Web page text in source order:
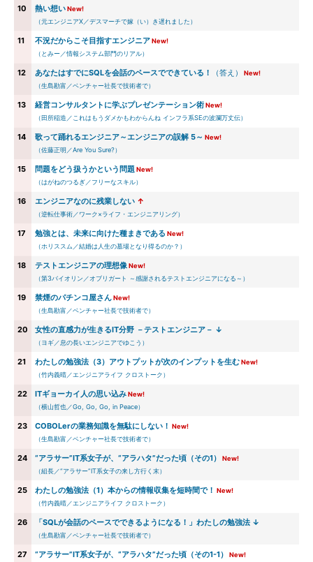
10 熱い想いNew!
（元エンジニアX／デスマーチで嫁（い）き遅れました）
11 不況だからこそ目指すエンジニアNew!
（とみー／情報システム部門のリアル）
12 あなたはすでにSQLを会話のペースでできている！ （答え）
New!
（生島勘富／ベンチャー社長で技術者で）
13 経営コンサルタントに学ぶプレゼンテーション術New!
（田所稲造／これはもうダメかもわからんね インフラ系SEの波瀾万丈伝）
14 歌って踊れるエンジニア～エンジニアの誤解 5～ New!
（佐藤正明／Are You Sure?）
15 問題をどう扱うかという問題New!
（はがねのつるぎ／フリーなスキル）
16 エンジニアなのに残業しない ↑
（逆転仕事術／ワーク×ライフ・エンジニアリング）
17 勉強とは、未来に向けた種まきである New!
（ホリススム／結婚は人生の墓場となり得るのか？）
18 テストエンジニアの理想像New!
（第3バイオリン／オブリガート ～感謝されるテストエンジニアになる～）
19 禁煙のパチンコ屋さんNew!
（生島勘富／ベンチャー社長で技術者で）
20 女性の直感力が生きるIT分野 －テストエンジニア－ ↓
（ヨギ／息の長いエンジニアでゆこう）
21 わたしの勉強法（3）アウトプットが次のインプットを生むNew!
（竹内義晴／エンジニアライフ クロストーク）
22 ITギョーカイ人の思い込みNew!
（横山哲也／Go, Go, Go, in Peace）
23 COBOLerの業務知識を無駄にしない！ New!
（生島勘富／ベンチャー社長で技術者で）
24 “アラサー”IT系女子が、“アラハタ”だった頃（その1）
New!
（組長／“アラサー”IT系女子の来し方行く末）
25 わたしの勉強法（1）本からの情報収集を短時間で！ New!
（竹内義晴／エンジニアライフ クロストーク）
26 「SQLが会話のペースでできるようになる！」わたしの勉強法 ↓
（生島勘富／ベンチャー社長で技術者で）
27 “アラサー”IT系女子が、“アラハタ”だった頃（その1-1）
New!